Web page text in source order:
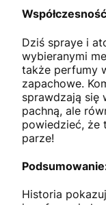
Dziś spraye i
wybieranymi
także perfumy
zapachowe.
sprawdzają się
pachną, ale
powiedzieć, że
parze!
Historia